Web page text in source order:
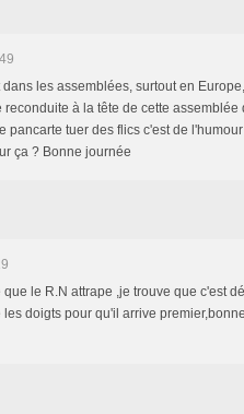
les assemblées, surtout en
à la tête de cette
pancarte tuer des flics c'est de
ça ? Bonne journée
le R.N attrape ,je trouve que c'est
les doigts pour qu'il arrive